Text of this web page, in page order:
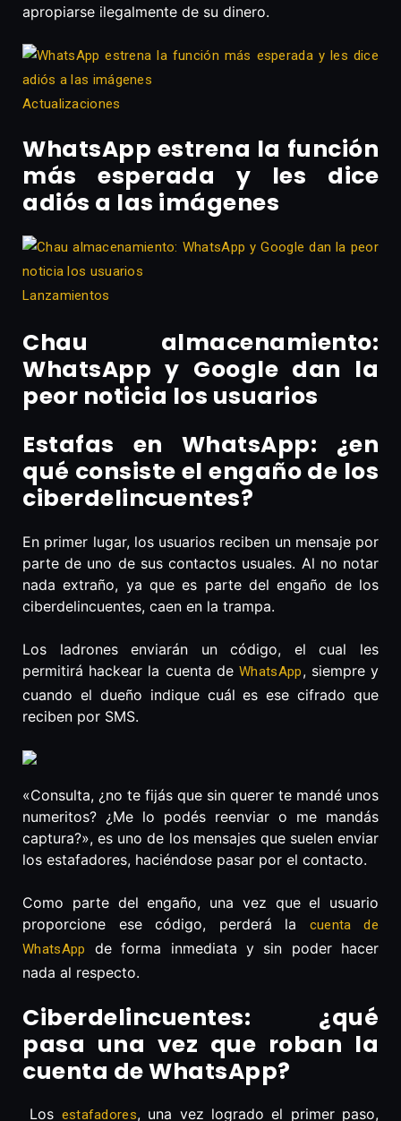
apropiarse ilegalmente de su dinero.
Actualizaciones
WhatsApp estrena la función
más esperada y les dice
adiós a las imágenes
Lanzamientos
Chau almacenamiento:
WhatsApp y Google dan la
peor noticia los usuarios
Estafas en WhatsApp: ¿en
qué consiste el engaño de los
ciberdelincuentes?
En primer lugar, los usuarios reciben un mensaje por
parte de uno de sus contactos usuales. Al no notar
nada extraño, ya que es parte del engaño de los
ciberdelincuentes, caen en la trampa.
Los ladrones enviarán un código, el cual les
permitirá hackear la cuenta deWhatsApp, siempre y
cuando el dueño indique cuál es ese cifrado que
reciben por SMS.
«Consulta, ¿no te fijás que sin querer te mandé unos
numeritos? ¿Me lo podés reenviar o me mandás
captura?», es uno de los mensajes que suelen enviar
los estafadores, haciéndose pasar por el contacto.
Como parte del engaño, una vez que el usuario
proporcione ese código, perderá la cuenta de
WhatsApp
de forma inmediata y sin poder hacer
nada al respecto.
Ciberdelincuentes: ¿qué
pasa una vez que roban la
cuenta de WhatsApp?
Los estafadores, una vez logrado el primer paso,